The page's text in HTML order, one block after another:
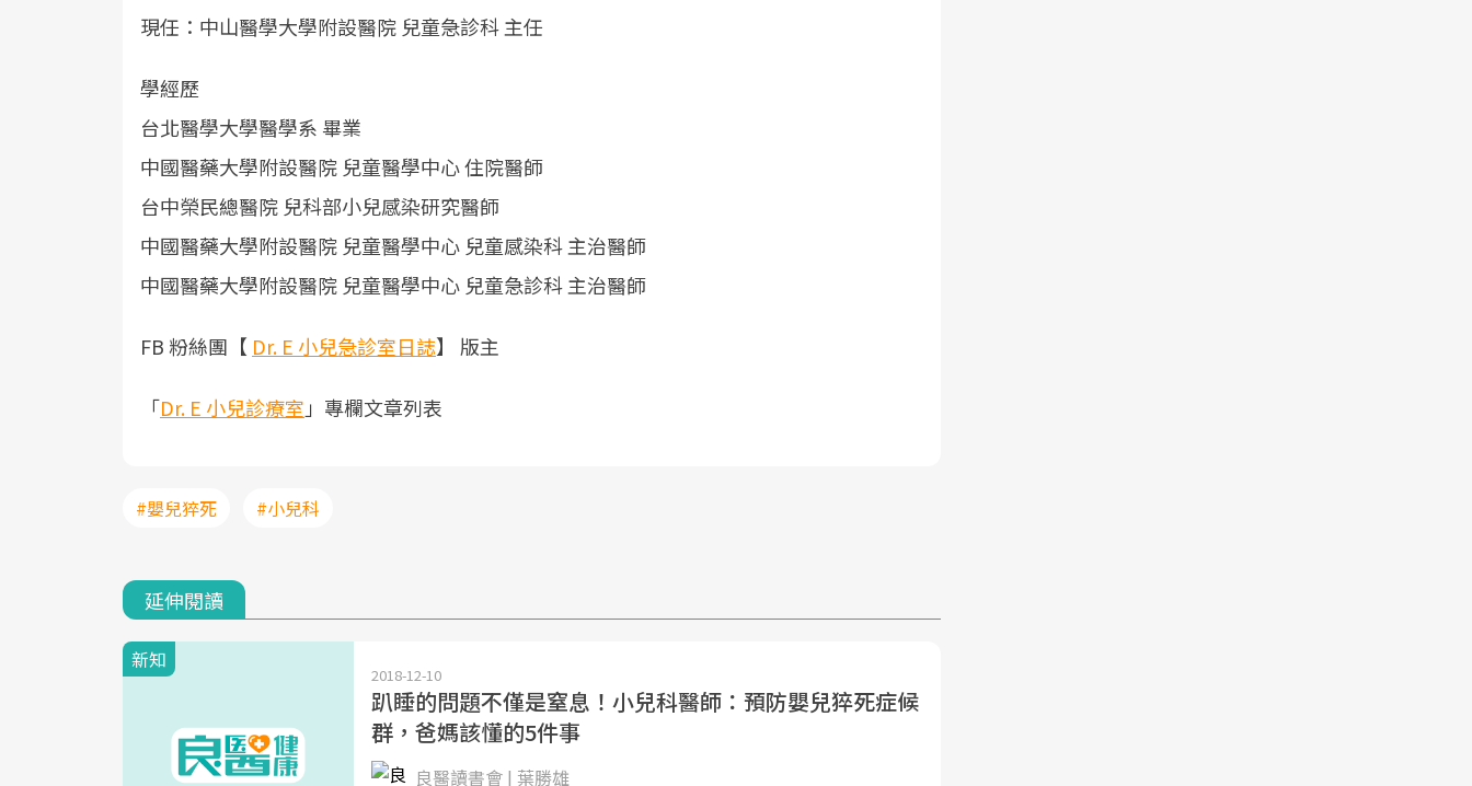
現任： 中山醫學大學附設醫院 兒童急診科 主任
學經歷
台北醫學大學醫學系 畢業
中國醫藥大學附設醫院 兒童醫學中心 住院醫師
台中榮民總醫院 兒科部小兒感染研究醫師
中國醫藥大學附設醫院 兒童醫學中心 兒童感染科 主治醫師
中國醫藥大學附設醫院 兒童醫學中心 兒童急診科 主治醫師
FB 粉絲團【 Dr. E 小兒急診室日誌】 版主
「Dr. E 小兒診療室 」專欄文章列表
#嬰兒猝死 #小兒科
延伸閱讀
新知
2018-12-10
趴睡的問題不僅是窒息！小兒科醫師：預防嬰兒猝死症候
群，爸媽該懂的5件事
良醫讀書會 | 葉勝雄